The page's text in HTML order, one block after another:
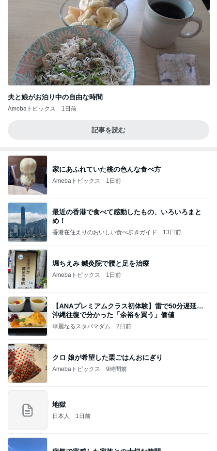
夫と娘がお泊り中の自由な時間
Amebaトピックス 1日前
記事を読む
家にあふれていた桃の色んな食べ方
Amebaトピックス 1日前
最近の香港で食べて感動したもの、いろいろまと
め！
香港在住えりのおいしい食べ歩きガイド 13日前
堀ちえみ 鍼灸院で腰と足を治療
Amebaトピックス 1日前
【ANAプレミアムクラス初体験】雷で50分遅延…
沖縄往復で分かった「余裕を買う」価値
華麗なるスタバマダム 2日前
クロ 娘が希望した栗ごはんおにぎり
Amebaトピックス 9時間前
地獄
日本人 1日前